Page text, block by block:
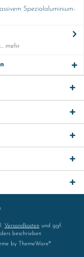
Spezialaluminium-
mehr
Versandkosten und ggf.
beschrieben
by
ThemeWare®